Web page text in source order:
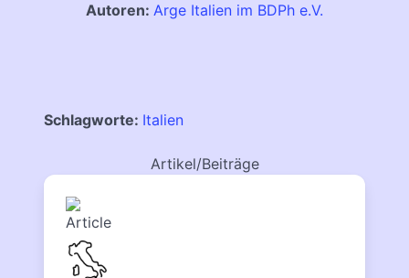
Autoren: Arge Italien im BDPh e.V.
Schlagworte: Italien
Artikel/Beiträge